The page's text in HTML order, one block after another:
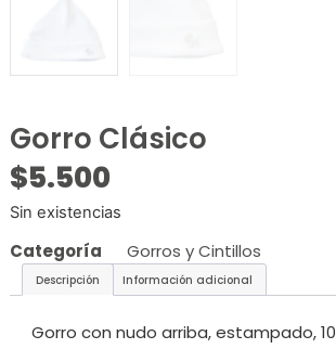
Gorro Clásico
$5.500
Sin existencias
Categoría Gorros y Cintillos
Descripción Información adicional
Gorro con nudo arriba, estampado,